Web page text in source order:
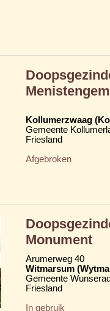
Kollumerzwaag
Gemeente
Friesland
Afgebroken
Monument
Arumerweg 40
Witmarsum
Gemeente
Friesland
In gebruik